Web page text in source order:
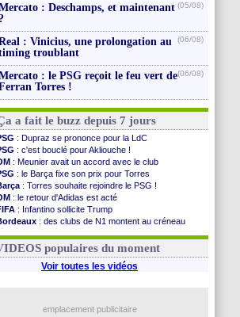
: Deschamps, et maintenant (05/08)
: Vinicius, une prolongation au
troublant
(06/08)
: le PSG reçoit le feu vert de
Torres !
(06/08)
a fait le buzz depuis 7 jours
: Dupraz se prononce pour la LdC
: c'est bouclé pour Akliouche !
: Meunier avait un accord avec le club
: le Barça fixe son prix pour Torres
: Torres souhaite rejoindre le PSG !
: le retour d'Adidas est acté
: Infantino sollicite Trump
: des clubs de N1 montent au créneau
: le démenti de Leipzig pour Diomandé
populaires du moment
Voir toutes les vidéos
emplacement publicitaire